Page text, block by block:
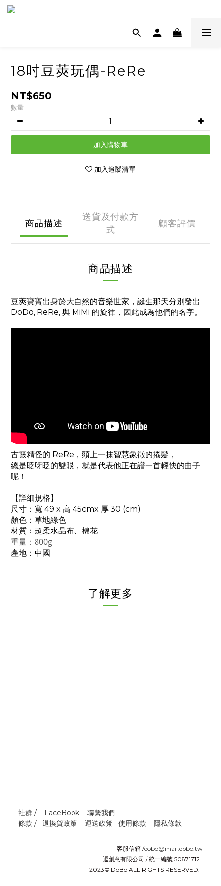
18吋豆莢玩偶-ReRe
NT$650
數量
加入購物車
加入追蹤清單
商品描述
送貨及付款方
式
顧客評價
商品描述
豆莢寶寶出身於大自然的音樂世家，誕生那天分別發出
DoDo, ReRe, 與 MiMi 的旋律，因此成為他們的名字。
古靈精怪的 ReRe，頭上一抹智慧象徵的捲髮，
總是眨呀眨的雙眼，就是代表他正在譜一首輕快的曲子
呢！
【詳細規格】
尺寸：寬 49 x 高 45cmx 厚 30 (cm)
顏色：草地綠色
材質：超柔水晶布、棉花
重量：800g
產地：中國
了解更多
社群 / FaceBook
聯繫我們
條款 / 退換貨政策 運送政策 使用條款 隱私條款
客服信箱 /dobo@mail.dobo.tw
逗創意有限公司 / 統一編號 50871712
2023© DoBo ALL RIGHTS RESERVED.